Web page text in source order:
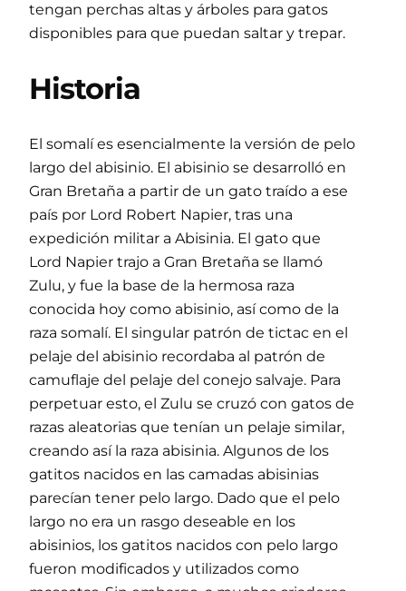
tengan perchas altas y árboles para gatos
disponibles para que puedan saltar y trepar.
Historia
El somalí es esencialmente la versión de pelo
largo del abisinio. El abisinio se desarrolló en
Gran Bretaña a partir de un gato traído a ese
país por Lord Robert Napier, tras una
expedición militar a Abisinia. El gato que
Lord Napier trajo a Gran Bretaña se llamó
Zulu, y fue la base de la hermosa raza
conocida hoy como abisinio, así como de la
raza somalí. El singular patrón de tictac en el
pelaje del abisinio recordaba al patrón de
camuflaje del pelaje del conejo salvaje. Para
perpetuar esto, el Zulu se cruzó con gatos de
razas aleatorias que tenían un pelaje similar,
creando así la raza abisinia. Algunos de los
gatitos nacidos en las camadas abisinias
parecían tener pelo largo. Dado que el pelo
largo no era un rasgo deseable en los
abisinios, los gatitos nacidos con pelo largo
fueron modificados y utilizados como